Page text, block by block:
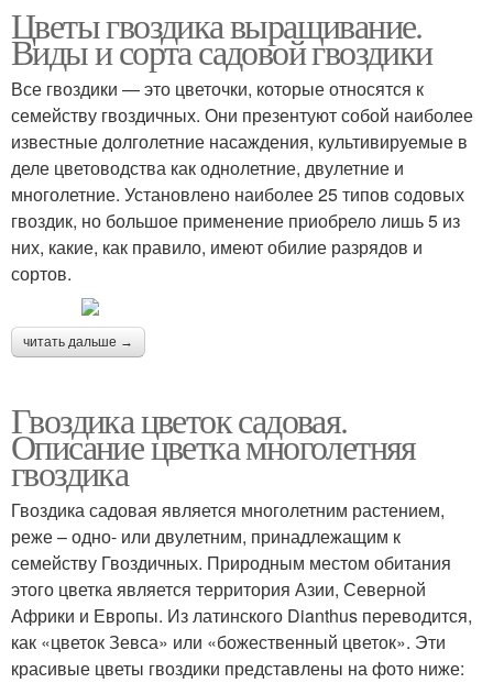
Цветы гвоздика выращивание.
Виды и сорта садовой гвоздики
Все гвоздики — это цветочки, которые относятся к
семейству гвоздичных. Они презентуют собой наиболее
известные долголетние насаждения, культивируемые в
деле цветоводства как однолетние, двулетние и
многолетние. Установлено наиболее 25 типов содовых
гвоздик, но большое применение приобрело лишь 5 из
них, какие, как правило, имеют обилие разрядов и
сортов.
читать дальше →
Гвоздика цветок садовая.
Описание цветка многолетняя
гвоздика
Гвоздика садовая является многолетним растением,
реже – одно- или двулетним, принадлежащим к
семейству Гвоздичных. Природным местом обитания
этого цветка является территория Азии, Северной
Африки и Европы. Из латинского Dianthus переводится,
как «цветок Зевса» или «божественный цветок». Эти
красивые цветы гвоздики представлены на фото ниже: